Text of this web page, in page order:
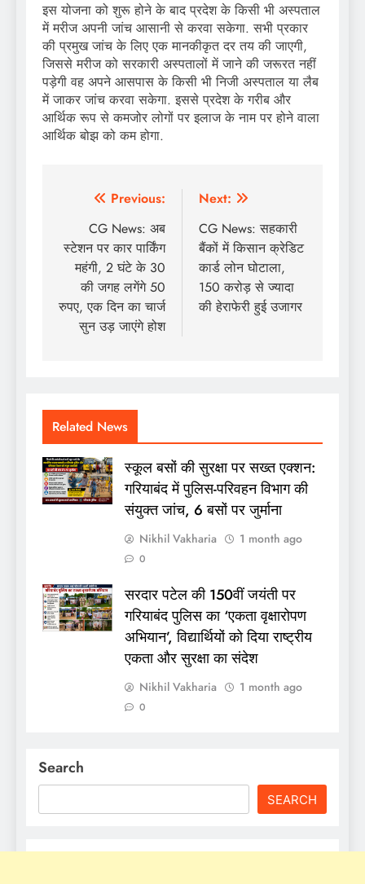
इस योजना को शुरू होने के बाद प्रदेश के किसी भी अस्पताल
में मरीज अपनी जांच आसानी से करवा सकेगा. सभी प्रकार
की प्रमुख जांच के लिए एक मानकीकृत दर तय की जाएगी,
जिससे मरीज को सरकारी अस्पतालों में जाने की जरूरत नहीं
पड़ेगी वह अपने आसपास के किसी भी निजी अस्पताल या लैब
में जाकर जांच करवा सकेगा. इससे प्रदेश के गरीब और
आर्थिक रूप से कमजोर लोगों पर इलाज के नाम पर होने वाला
आर्थिक बोझ को कम होगा.
Post
navigation
Previous:
CG News: अब
स्टेशन पर कार पार्किंग
महंगी, 2 घंटे के 30
की जगह लगेंगे 50
रुपए, एक दिन का चार्ज
सुन उड़ जाएंगे होश
Next:
CG News: सहकारी
बैंकों में किसान क्रेडिट
कार्ड लोन घोटाला,
150 करोड़ से ज्यादा
की हेराफेरी हुई उजागर
Related News
स्कूल बसों की सुरक्षा पर सख्त एक्शन:
गरियाबंद में पुलिस-परिवहन विभाग की
संयुक्त जांच, 6 बसों पर जुर्माना
Nikhil Vakharia 1 month ago
0
सरदार पटेल की 150वीं जयंती पर
गरियाबंद पुलिस का ‘एकता वृक्षारोपण
अभियान’, विद्यार्थियों को दिया राष्ट्रीय
एकता और सुरक्षा का संदेश
Nikhil Vakharia 1 month ago
0
Search
SEARCH